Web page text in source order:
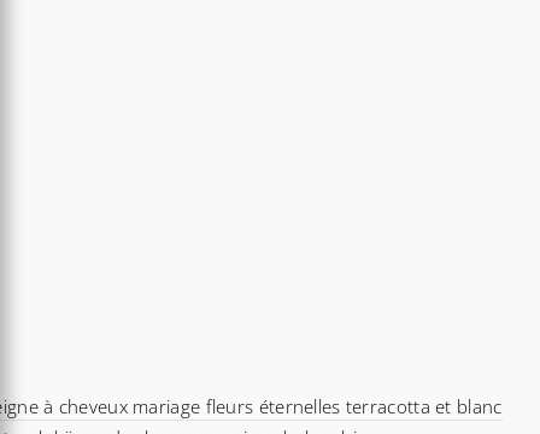
à cheveux mariage fleurs éternelles terracotta et blanc